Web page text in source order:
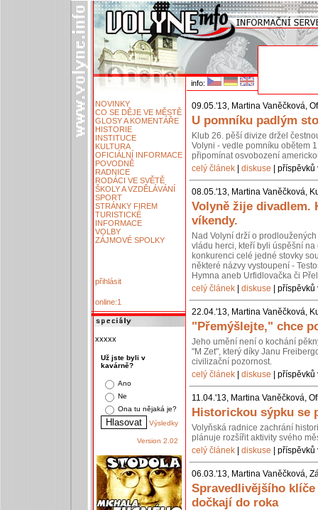
info:
NOVINKY
CO SE DĚJE VE MĚSTĚ
GLOSY A KOMENTÁŘE
HISTORIE
INSTITUCE
KULTURA
OFICIÁLNÍ INFORMACE
POVODNĚ
RADNICE
RODÁCI VE SVĚTĚ
ŠKOLY A VZDĚLÁVÁNÍ
SPORT
STRÁNKY FIREM
TURISTICKÉ
INFORMACE
VOLBY
ZÁJMOVÉ SPOLKY
přihlásit
online:1
xxxxx
Už jste byli v
kavárně?
Ano
Ne
Ona tu nějaká je?
Výsledky
Version 2.02
09.05.'13, Martina Vaněčková,
U pomníku padlým
Klub 26. pěší divize držel
Volyni - vedle pomníku obětem
připomínat osvobození
celý článek
diskuse |
08.05.'13, Martina Vaněčková,
Volyně žije divadlem.
víkendy.
Nad Volyní drží o
vládu herci, kteří byli úspěšní
konkurenci celé jedné stovky
některé názvy vystoupení -
Hymna aneb Urfidlovačka či
celý článek
diskuse |
22.04.'13, Martina Vaněčková,
"Přemýšlejte," chce
Jeho umění není o kochání
"M Zet", který díky Janu
civilizační pozornost.
celý článek
diskuse |
11.04.'13, Martina Vaněčková,
Historickou sýpku se
Volyňská radnice zachrání
plánuje rozšířit aktivity svého
celý článek
diskuse |
06.03.'13, Martina Vaněčková,
Spravedlivějšího
dočkají do roka